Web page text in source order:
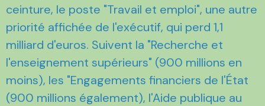
ceinture, le poste "Travail et emploi", une autre
priorité affichée de l'exécutif, qui perd 1,1
milliard d'euros. Suivent la "Recherche et
l'enseignement supérieurs" (900 millions en
moins), les "Engagements financiers de l'État
(900 millions également), l'Aide publique au